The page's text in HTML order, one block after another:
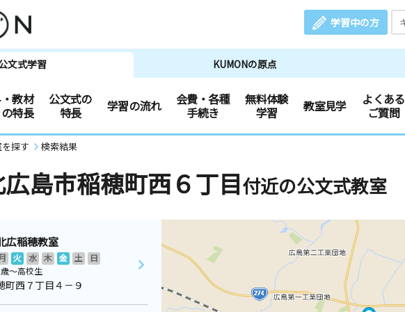
学習中の方
文式学習 KUMONの原点
教材
特長
公文式の
特長
学習の流れ
会費・各種
手続き
無料体験
学習
教室見学
よくある
ご質問
探す 検索結果
島市稲穂町西６丁目付近の公文式教室
広稲穂教室
火 水 木 金 土
日
～高校生
町西７丁目４－９